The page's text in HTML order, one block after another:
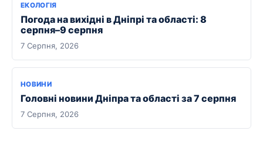
ЕКОЛОГІЯ
Погода на вихідні в Дніпрі та області: 8
серпня–9 серпня
7 Серпня, 2026
НОВИНИ
Головні новини Дніпра та області за 7 серпня
7 Серпня, 2026